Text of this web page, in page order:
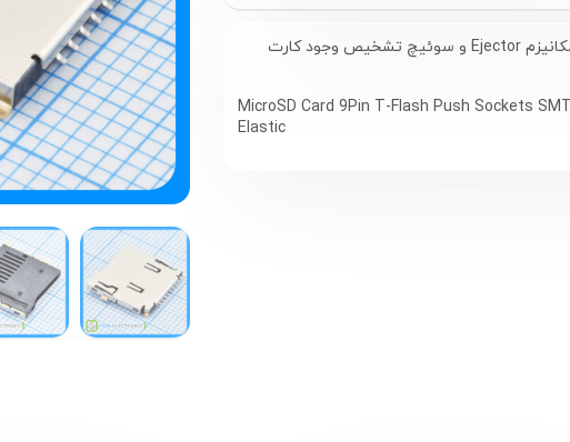
سوکت میکرو SD کارت 9 پین دارای مکانیزم Ejector و سوئیچ تشخیص وجود کارت
MicroSD Card 9Pin T-Flash Push Sockets
Elastic